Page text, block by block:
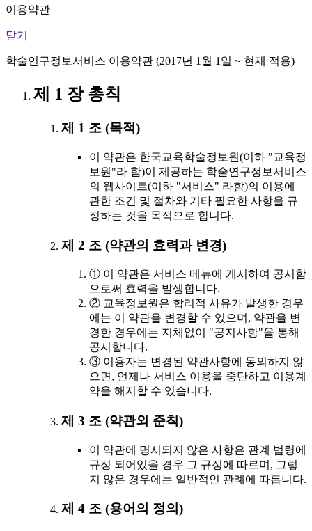
이용약관
닫기
학술연구정보서비스 이용약관 (2017년 1월 1일 ~ 현재 적용)
제 1 장 총칙
제 1 조 (목적)
이 약관은 한국교육학술정보원(이하 "교육정
보원"라 함)이 제공하는 학술연구정보서비스
의 웹사이트(이하 "서비스" 라함)의 이용에
관한 조건 및 절차와 기타 필요한 사항을 규
정하는 것을 목적으로 합니다.
제 2 조 (약관의 효력과 변경)
① 이 약관은 서비스 메뉴에 게시하여 공시함
으로써 효력을 발생합니다.
② 교육정보원은 합리적 사유가 발생한 경우
에는 이 약관을 변경할 수 있으며, 약관을 변
경한 경우에는 지체없이 "공지사항"을 통해
공시합니다.
③ 이용자는 변경된 약관사항에 동의하지 않
으면, 언제나 서비스 이용을 중단하고 이용계
약을 해지할 수 있습니다.
제 3 조 (약관외 준칙)
이 약관에 명시되지 않은 사항은 관계 법령에
규정 되어있을 경우 그 규정에 따르며, 그렇
지 않은 경우에는 일반적인 관례에 따릅니다.
제 4 조 (용어의 정의)